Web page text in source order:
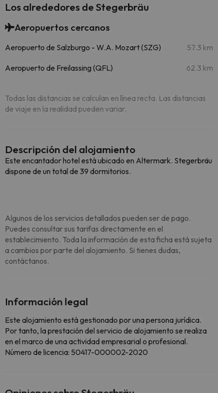
Los alrededores de Stegerbräu
Aeropuertos cercanos
Aeropuerto de Salzburgo - W.A. Mozart (SZG) 57.3 km
Aeropuerto de Freilassing (QFL) 62.3 km
Todas las distancias se calculan en línea recta. Las distancias
de viaje en la realidad pueden variar.
Descripción del alojamiento
Este encantador hotel está ubicado en Altermark. Stegerbräu
dispone de un total de 39 dormitorios.
Algunos de los servicios detallados pueden ser de pago.
Puedes consultar sus tarifas directamente en el
establecimiento. Toda la información de esta ficha está sujeta
a cambios por parte del alojamiento. Si tienes dudas,
contáctanos.
Información legal
Este alojamiento está gestionado por una persona jurídica.
Por tanto, la prestación del servicio de alojamiento se realiza
en el marco de una actividad empresarial o profesional.
Número de licencia: 50417-000002-2020